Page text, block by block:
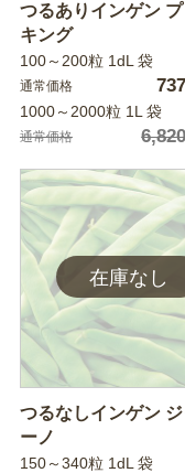
つるありインゲン
キング
100～200粒 1dL 袋
通常価格 737
1000～2000粒 1L 袋
通常価格
つるなしインゲン
ーノ
150～340粒 1dL 袋